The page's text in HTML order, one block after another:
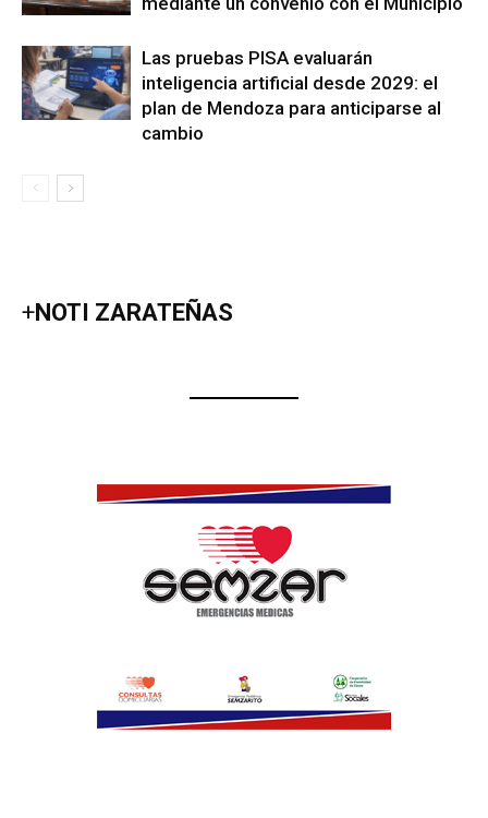
Las pruebas PISA evaluarán
inteligencia artificial desde 2029: el
plan de Mendoza para anticiparse al
cambio
+NOTI ZARATEÑAS